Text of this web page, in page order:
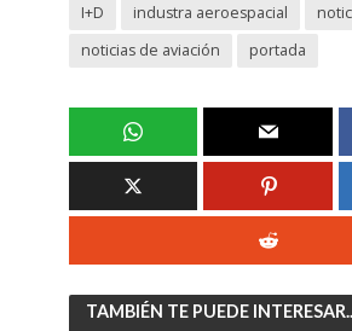
I+D
industra aeroespacial
noticias de aviación
portada
TAMBIÉN TE PUEDE